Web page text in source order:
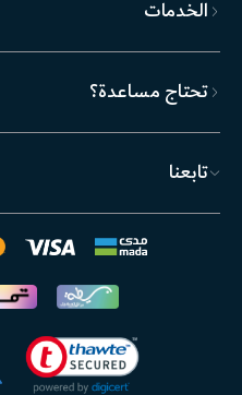
الخدمات
تحتاج مساعدة؟
تابعنا